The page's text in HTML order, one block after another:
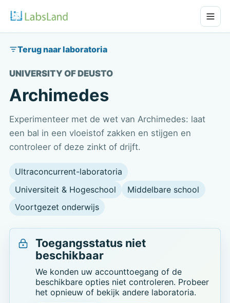
Terug naar laboratoria
UNIVERSITY OF DEUSTO
Archimedes
Experimenteer met de wet van Archimedes: laat
een bal in een vloeistof zakken en stijgen en
controleer of deze zinkt of drijft.
Ultraconcurrent-laboratoria
Universiteit & Hogeschool
Middelbare school
Voortgezet onderwijs
Toegangsstatus niet
beschikbaar
We konden uw accounttoegang of de
beschikbare opties niet controleren. Probeer
het opnieuw of bekijk andere laboratoria.